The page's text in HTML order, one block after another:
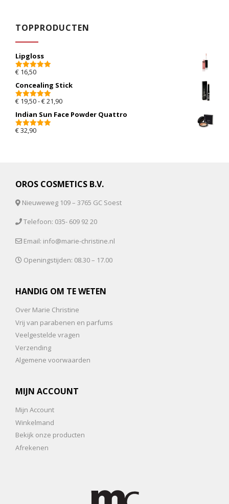
TOPPRODUCTEN
Lipgloss
5.00van 5
€ 16,50
Concealing Stick
5.00van 5
€ 19,50-€21,90Prijsklasse: € 19,50 tot € 21,90
Indian Sun Face Powder Quattro
5.00van 5
€32,90
OROS COSMETICS B.V.
Nieuweweg 109 – 3765 GC Soest
Telefoon: 035- 609 92 20
Email: info@marie-christine.nl
Openingstijden: 08.30 – 17.00
HANDIG OM TE WETEN
Over Marie Christine
Vrij van parabenen en parfums
Veelgestelde vragen
Verzending
Algemene voorwaarden
MIJN ACCOUNT
Mijn Account
Winkelmand
Bekijk onze producten
Afrekenen